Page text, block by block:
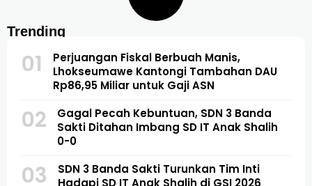
Trending
01
Perjuangan Fiskal Berbuah Manis,
Lhokseumawe Kantongi Tambahan DAU
Rp86,95 Miliar untuk Gaji ASN
02
Gagal Pecah Kebuntuan, SDN 3 Banda
Sakti Ditahan Imbang SD IT Anak Shalih
0-0
03
SDN 3 Banda Sakti Turunkan Tim Inti
Hadapi SD IT Anak Shalih di GSI 2026